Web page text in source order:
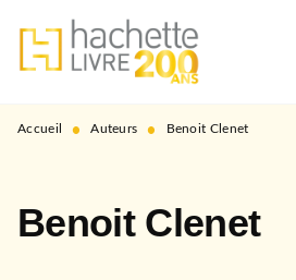
MENU RECHERCHE
PIED DE PAGE
Accueil • Auteurs • Benoit Clenet
Benoit Clenet